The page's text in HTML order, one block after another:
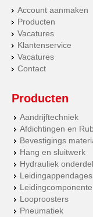
Account aanmaken
Producten
Vacatures
Klantenservice
Vacatures
Contact
Producten
Aandrijftechniek
Afdichtingen en
Bevestigings
Hang en sluitwerk
Hydrauliek
Leidingappendages
Looproosters
Pneumatiek